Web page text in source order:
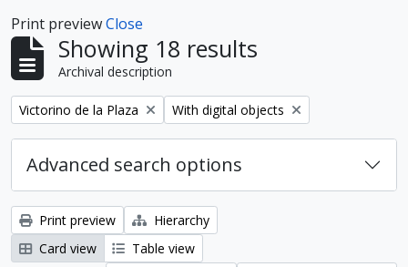
Print previewClose
Showing 18 results
Archival description
Remove filter:
Victorino de la Plaza Remove filter:
With digital objects
Advanced search options
Print preview
Hierarchy
Card view
Table view